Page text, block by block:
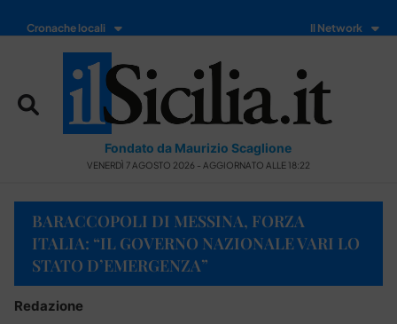
Cronache locali Il Network
Fondato da Maurizio Scaglione
VENERDÌ 7 AGOSTO 2026 - AGGIORNATO ALLE 18:22
BARACCOPOLI DI MESSINA, FORZA
ITALIA: “IL GOVERNO NAZIONALE VARI LO
STATO D’EMERGENZA”
Redazione